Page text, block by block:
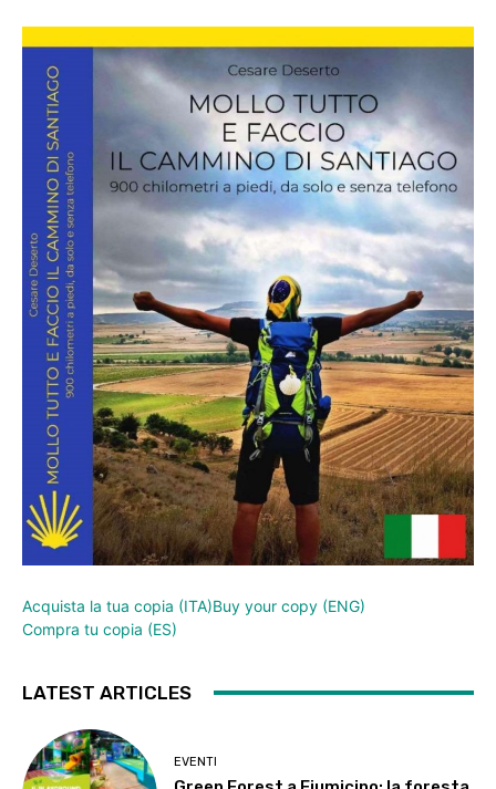
Acquista la tua copia (ITA)Buy your copy (ENG)
Compra tu copia (ES)
LATEST ARTICLES
EVENTI